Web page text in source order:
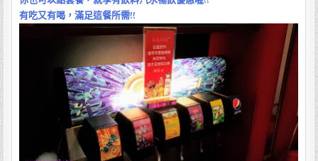
有吃又有喝，滿足這餐所需!!